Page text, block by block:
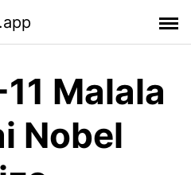
Malala
Nobel